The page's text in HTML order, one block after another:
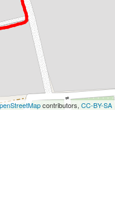
contributors, CC-BY-SA